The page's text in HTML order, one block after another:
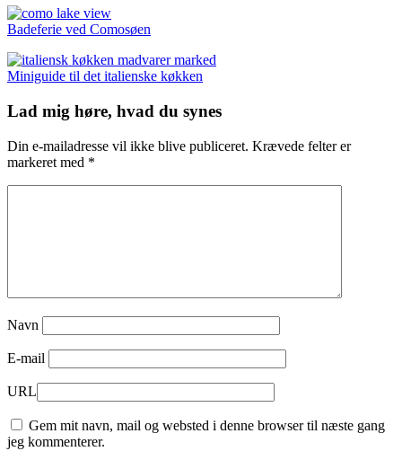
Badeferie ved Comosøen
Miniguide til det italienske køkken
Lad mig høre, hvad du synes
Din e-mailadresse vil ikke blive publiceret. Krævede felter er
markeret med *
Navn
E-mail
URL
Gem mit navn, mail og websted i denne browser til næste gang
jeg kommenterer.